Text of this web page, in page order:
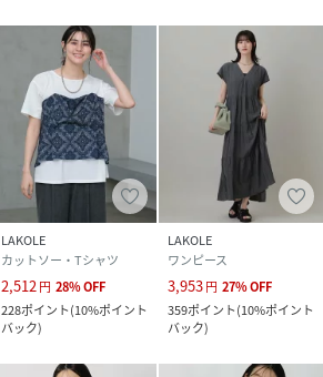
LAKOLE
カットソー・Tシャツ
2,512 円 28%OFF
228ポイント(10%ポイント
バック)
LAKOLE
ワンピース
3,953円 27%OFF
359ポイント(10%ポイント
バック)